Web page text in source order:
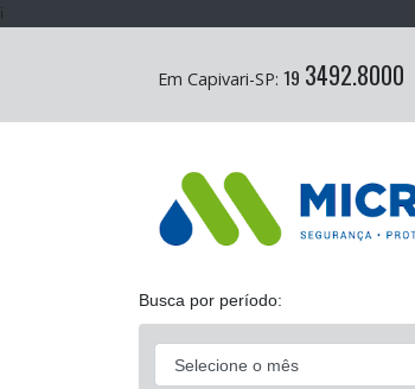
Em Capivari-SP: 19 3492.8000
Busca por período: